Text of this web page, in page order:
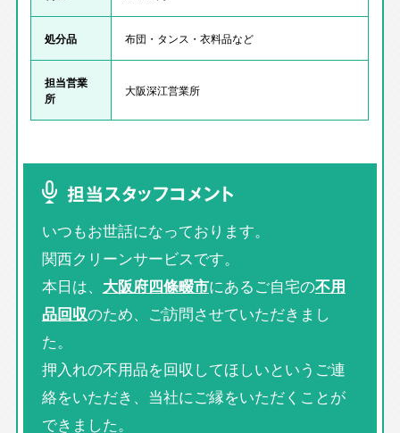
処分品 布団・タンス・衣料品など
担当営業
所
大阪深江営業所
担当スタッフコメント
いつもお世話になっております。
関西クリーンサービスです。
本日は、 大阪府四條畷市にあるご自宅の不用
品回収のため、ご訪問させていただきまし
た。
押入れの不用品を回収してほしいというご連
絡をいただき、当社にご縁をいただくことが
できました。